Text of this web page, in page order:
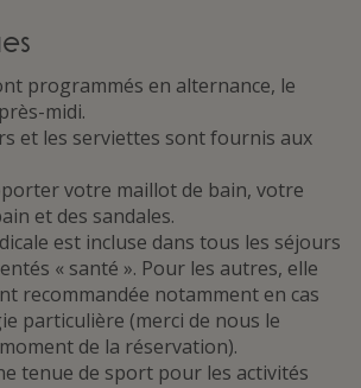
programmés en alternance, le
midi.
et les serviettes sont fournis aux
votre maillot de bain, votre
et des sandales.
est incluse dans tous les séjours
« santé ». Pour les autres, elle
recommandée notamment en cas
particulière (merci de nous le
de la réservation).
tenue de sport pour les activités